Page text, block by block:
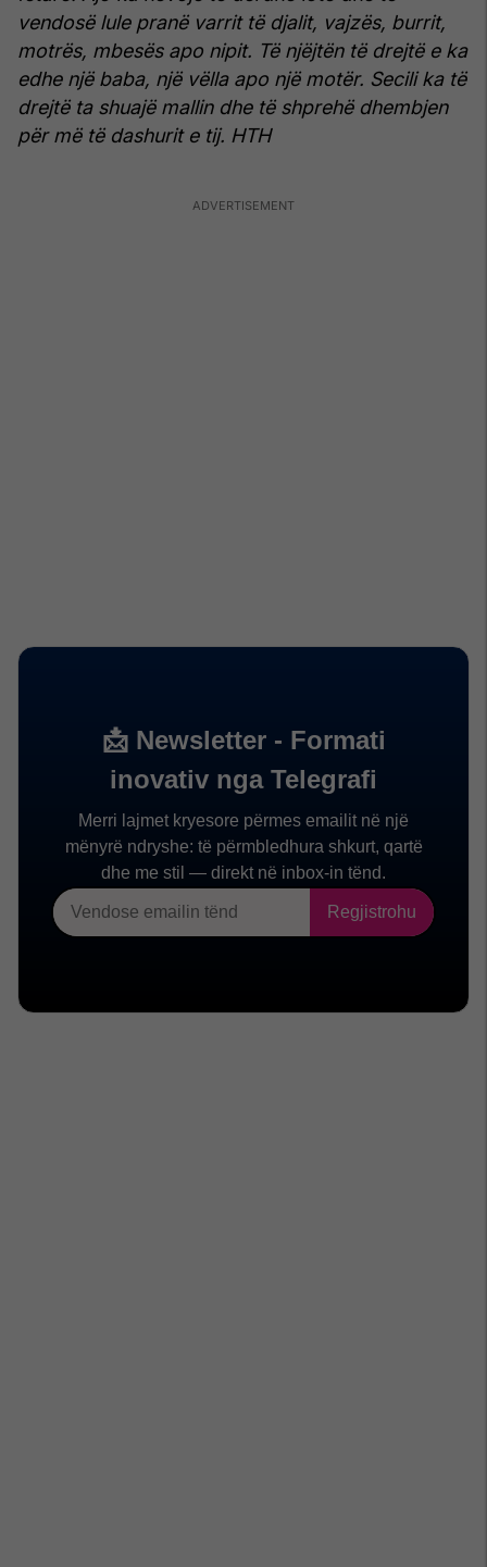
vendosë lule pranë varrit të djalit, vajzës, burrit,
motrës, mbesës apo nipit. Të njëjtën të drejtë e ka
edhe një baba, një vëlla apo një motër. Secili ka të
drejtë ta shuajë mallin dhe të shprehë dhembjen
për më të dashurit e tij. HTH